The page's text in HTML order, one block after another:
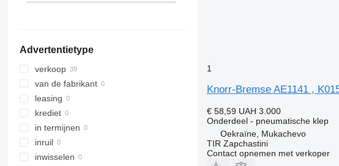
Advertentietype
verkoop
van de fabrikant
leasing
krediet
in termijnen
inruil
inwisselen
1
Knorr-Bremse AE1141 ,
€ 58,59 UAH 3.000
Onderdeel - pneumatische klep
Oekraïne, Mukachevo
TIR Zapchastini
Contact opnemen met verkoper